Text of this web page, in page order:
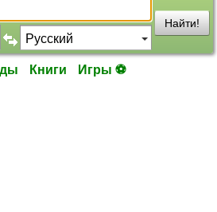
Найти!
Книги Игры ⚽